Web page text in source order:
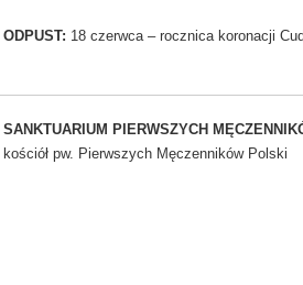
ODPUST: 18 czerwca – rocznica koronacji
SANKTUARIUM PIERWSZYCH
kościół pw. Pierwszych Męczenników Polski